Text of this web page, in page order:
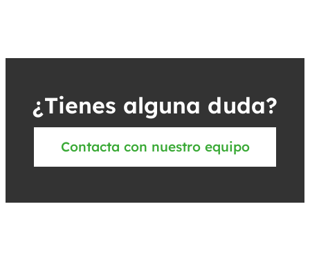
¿Tienes alguna duda?
Contacta con nuestro equipo